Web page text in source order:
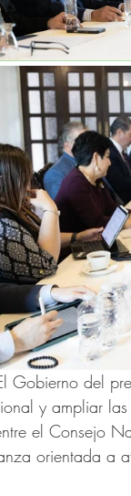
Gobierno del
y ampliar
el Consejo
orientada a